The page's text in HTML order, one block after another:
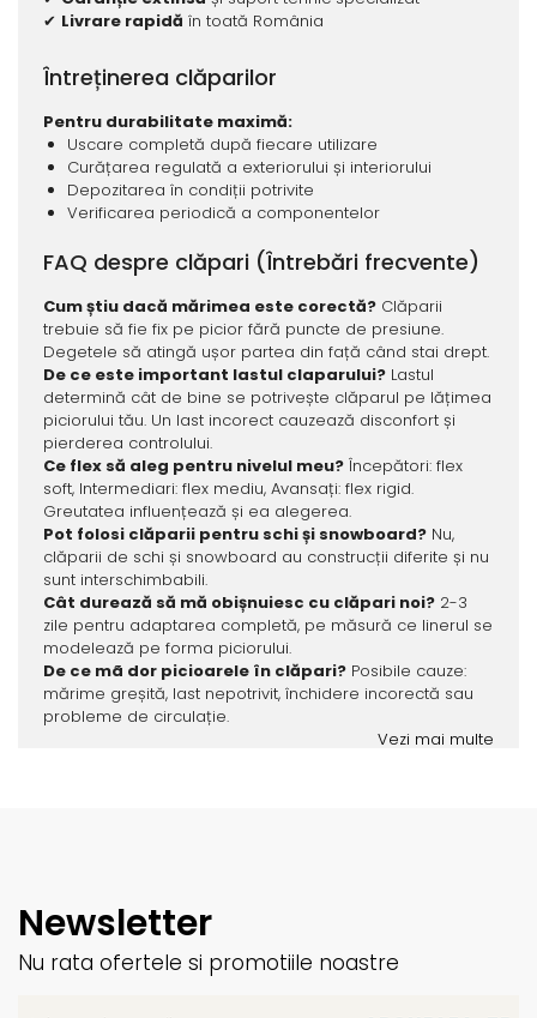
✔ Livrare rapidă în toată România
Întreținerea clăparilor
Pentru durabilitate maximă:
Uscare completă după fiecare utilizare
Curățarea regulată a exteriorului și interiorului
Depozitarea în condiții potrivite
Verificarea periodică a componentelor
FAQ despre clăpari (Întrebări frecvente)
Cum știu dacă mărimea este corectă?Clăparii
trebuie să fie fix pe picior fără puncte de presiune.
Degetele să atingă ușor partea din față când stai drept.
De ce este important lastul claparului?Lastul
determină cât de bine se potrivește clăparul pe lățimea
piciorului tău. Un last incorect cauzează disconfort și
pierderea controlului.
Ce flex să aleg pentru nivelul meu?Începători: flex
soft, Intermediari: flex mediu, Avansați: flex rigid.
Greutatea influențează și ea alegerea.
Pot folosi clăparii pentru schi și snowboard?Nu,
clăparii de schi și snowboard au construcții diferite și nu
sunt interschimbabili.
Cât durează să mă obișnuiesc cu clăpari noi?2-3
zile pentru adaptarea completă, pe măsură ce linerul se
modelează pe forma piciorului.
De ce mã dor picioarele în clăpari?Posibile cauze:
mărime greșită, last nepotrivit, închidere incorectă sau
probleme de circulație.
Vezi mai multe
Newsletter
Nu rata ofertele si promotiile noastre